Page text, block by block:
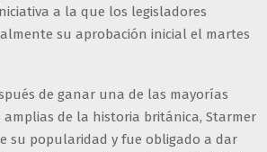
a la que los legisladores
su aprobación inicial el martes
de ganar una de las mayorías
de la historia británica, Starmer
su popularidad y fue obligado a dar